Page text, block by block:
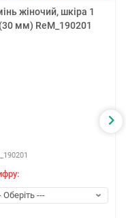
жіночий, шкіра 1
мм) ReM_190201